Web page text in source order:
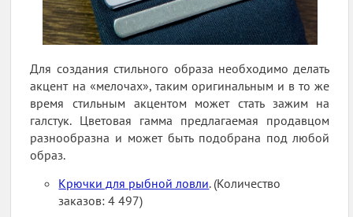
Для создания стильного образа необходимо делать
акцент на «мелочах», таким оригинальным и в то же
время стильным акцентом может стать зажим на
галстук. Цветовая гамма предлагаемая продавцом
разнообразна и может быть подобрана под любой
образ.
Крючки для рыбной ловли. (Количество
заказов: 4 497)